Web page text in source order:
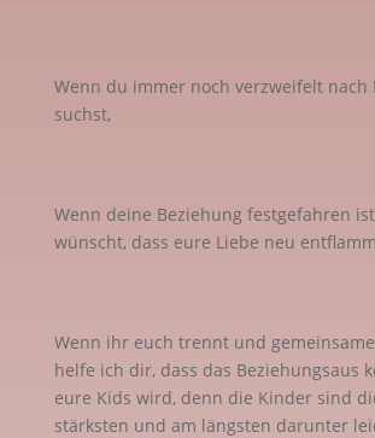
Wenn du immer noch verzweifelt nach
suchst,
Wenn deine Beziehung festgefahren
wünscht, dass eure Liebe neu
Wenn ihr euch trennt und
helfe ich dir, dass das Beziehungsaus
eure Kids wird, denn die Kinder sind
stärksten und am längsten darunter